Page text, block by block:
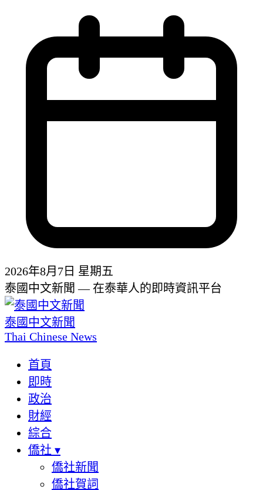
2026年8月7日 星期五
泰國中文新聞 — 在泰華人的即時資訊平台
泰國中文新聞
Thai Chinese News
首頁
即時
政治
財經
綜合
僑社 ▾
僑社新聞
僑社賀詞